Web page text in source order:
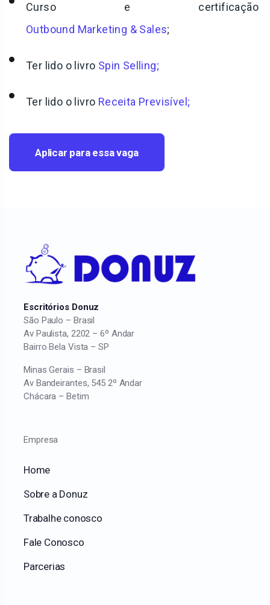
Curso e certificação
Outbound Marketing & Sales;
Ter lido o livro Spin Selling;
Ter lido o livro Receita Previsível;
Aplicar para essa vaga
Escritórios Donuz
São Paulo – Brasil
Av Paulista, 2202 – 6º Andar
Bairro Bela Vista – SP
Minas Gerais – Brasil
Av Bandeirantes, 545 2º Andar
Chácara – Betim
Empresa
Home
Sobre a Donuz
Trabalhe conosco
Fale Conosco
Parcerias